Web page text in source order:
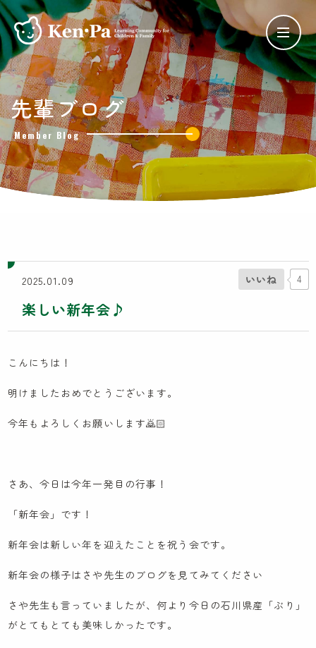
ケンパの保育
ケンパの各園
ケンパ西馬込園
ケンパ高田園
ケンパ池上園
ケンパ井の頭本園・分園
ケンパのNPO活動
Lunch Trip
木とのふれあい
イスラエル研修記
ケンパの採用
採用に関するお問い合わせ
NPO会員専用ページはこちら
先輩ブログ
Member Blog
2025.01.09
楽しい新年会♪
いいね 4
こんにちは！
明けましたおめでとうございます。
今年もよろしくお願いします🙇🏻
さあ、今日は今年一発目の行事！
「新年会」です！
新年会は新しい年を迎えたことを祝う会です。
新年会の様子はさや先生のブログを見てみてください
さや先生も言っていましたが、何より今日の石川県産「ぶり」
がとてもとても美味しかったです。